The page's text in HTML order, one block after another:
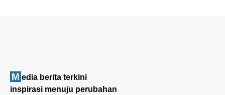
M edia berita terkini
inspirasi menuju perubahan